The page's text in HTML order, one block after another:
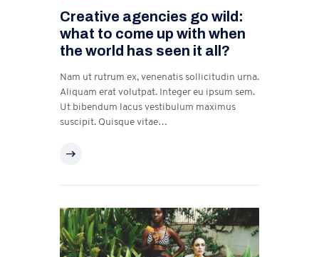
Creative agencies go wild:
what to come up with when
the world has seen it all?
Nam ut rutrum ex, venenatis sollicitudin urna.
Aliquam erat volutpat. Integer eu ipsum sem.
Ut bibendum lacus vestibulum maximus
suscipit. Quisque vitae…